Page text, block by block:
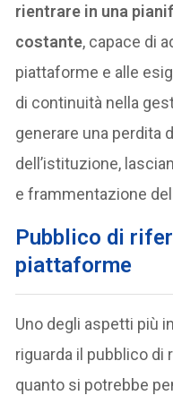
rientrare in una
costante, capace di
piattaforme e alle
di continuità nella
generare una perdita
dell’istituzione,
e frammentazione
Pubblico di
piattaforme
Uno degli aspetti più
riguarda il pubblico di
quanto si potrebbe